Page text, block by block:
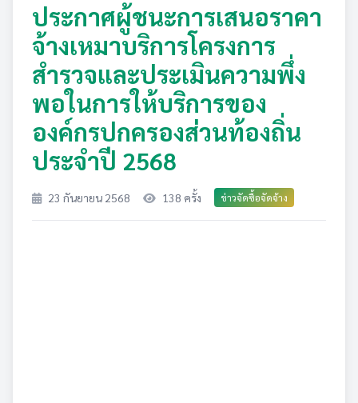
ประกาศผู้ชนะการเสนอราคา
จ้างเหมาบริการโครงการ
สำรวจและประเมินความพึ่ง
พอในการให้บริการของ
องค์กรปกครองส่วนท้องถิ่น
ประจำปี 2568
23 กันยายน 2568 138 ครั้ง ข่าวจัดซื้อจัดจ้าง